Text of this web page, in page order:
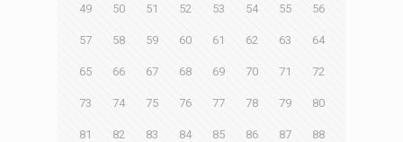
49 50 51 52 53 54 55 56
57 58 59 60 61 62 63 64
65 66 67 68 69 70 71 72
73 74 75 76 77 78 79 80
81 82 83 84 85 86 87 88